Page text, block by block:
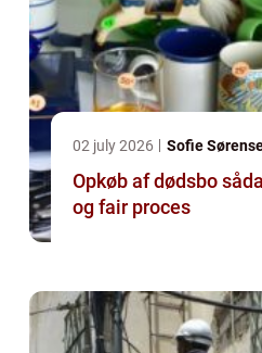
02 july 2026 Sofie
Opkøb af dødsbo sådan foregår en tryg
og fair proces